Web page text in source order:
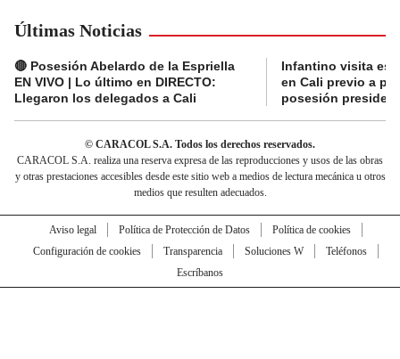
Últimas Noticias
🔴 Posesión Abelardo de la Espriella
EN VIVO | Lo último en DIRECTO:
Llegaron los delegados a Cali
Infantino visita
en Cali previo a
posesión
© CARACOL S.A. Todos los derechos reservados.
CARACOL S.A. realiza una reserva expresa de las reproducciones y usos de las obras
y otras prestaciones accesibles desde este sitio web a medios de lectura mecánica u otros
medios que resulten adecuados.
Aviso legal Política de Protección de Datos
Política de cookies
Configuración de cookies
Transparencia Soluciones W
Teléfonos
Escríbanos